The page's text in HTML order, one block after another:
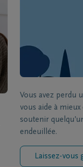
Vous avez perdu
vous aide à
soutenir
endeuillée.
Laissez-vous